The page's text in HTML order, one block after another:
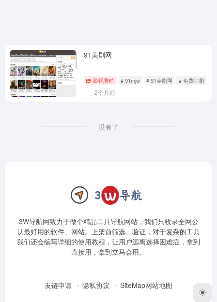
91美剧网
影视导航 # 91mjw # 91美剧网 # 免费追剧
2个月前
没有了
3W导航网致力于做个精品工具导航网站，我们只收录全网公
认最好用的软件、网站。上架前筛选、验证，对于复杂的工具
我们还会编写详细的使用教程，让用户远离选择困难症，拿到
直接用，拿到立马会用。
友链申请 隐私协议 SiteMap网站地图